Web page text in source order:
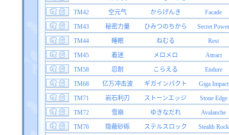
TM42
空元气 からげんき
Facade
TM43
秘密力量 ひみつのちから
Secret Power
TM44
睡眠 ねむる
Rest
TM45
着迷 メロメロ
Attract
TM58
忍耐 こらえる
Endure
TM68
亿万冲击波 ギガインパクト
Giga Impact
TM71
岩石利刃 ストーンエッジ
Stone Edge
TM72
雪崩 ゆきなだれ
Avalanche
TM76
隐蔽砂砾 ステルスロック
Stealth Rock